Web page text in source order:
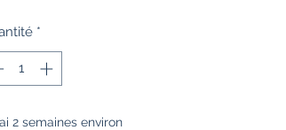
*
2 semaines environ